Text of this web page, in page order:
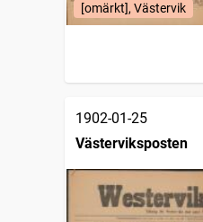
[omärkt], Västervik
1902-01-25
Västerviksposten